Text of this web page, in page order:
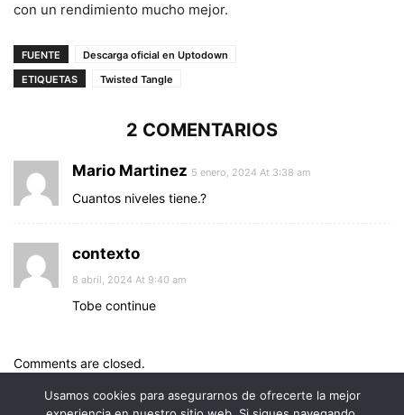
con un rendimiento mucho mejor.
FUENTE
Descarga oficial en Uptodown
ETIQUETAS
Twisted Tangle
2 COMENTARIOS
Mario Martinez 5 enero, 2024 At 3:38 am
Cuantos niveles tiene.?
contexto
8 abril, 2024 At 9:40 am
Tobe continue
Comments are closed.
Usamos cookies para asegurarnos de ofrecerte la mejor